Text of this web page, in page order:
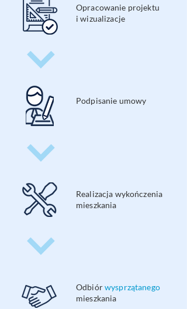
Opracowanie projektu
i wizualizacje
Podpisanie umowy
Realizacja wykończenia
mieszkania
Odbiórwysprzątanego
mieszkania